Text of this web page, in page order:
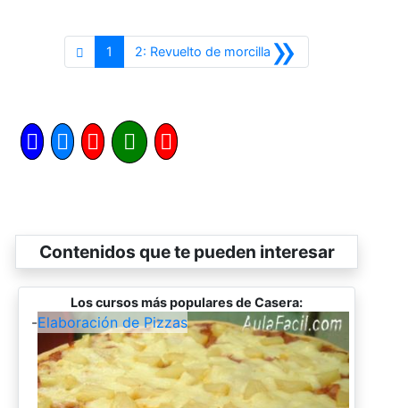
1 »
2: Revuelto de morcilla Siguiente
Contenidos que te pueden interesar
Los cursos más populares de Casera:
-Elaboración de Pizzas